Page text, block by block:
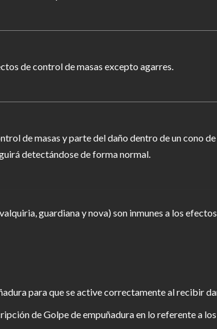
de control de masas excepto agarres.
de masas y parte del daño dentro de un cono
detectándose de forma normal.
guardiana y nova) son inmunes a los
para que se active correctamente al recibir
de Golpe de empuñadura en lo referente a